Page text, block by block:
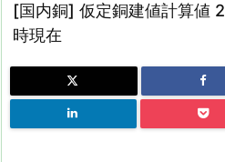
[国内銅] 仮定銅建値計算値
時現在